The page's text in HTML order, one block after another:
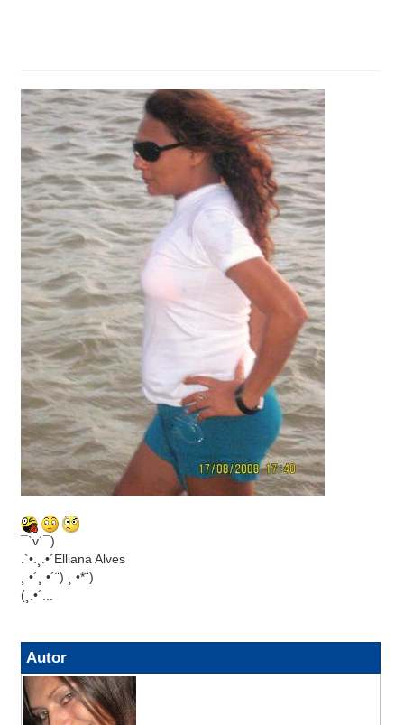
¯`v´¯)
.`•.¸.•´Elliana Alves
¸.•´¸.•´¨) ¸.•*¨)
(¸.•´...
Autor